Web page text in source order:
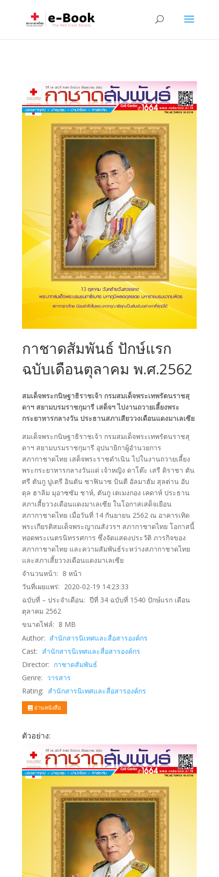
กาชาดสัมพันธ์ ปักษ์แรก
ฉบับเดือนตุลาคม พ.ศ.2562
สมเด็จพระกนิษฐาธิราชเจ้า กรมสมเด็จพระเทพรัตนราชสุ
ดาฯ สยามบรมราชกุมารี เสด็จฯ ไปงานถวายเลี้ยงพระ
กระยาหารกลางวัน ประธานสภาเสียววงเดือนแดงมาเลเซีย
สมเด็จพระกนิษฐาธิราชเจ้า กรมสมเด็จพระเทพรัตนราชสุ
ดาฯ สยามบรมราชกุมารี อุปนายิกาผู้อํานวยการ
สภากาชาดไทย เสด็จพระราชดําเนิน ไปในงานถวายเลี้ยง
พระกระยาหารกลางวันแด่ เจ้าหญิง ดาโต๊ะ เสรี ดิราชา ตัน
ศรี ตันกู ปูเตรี อินตัน ซาฟินาซ บินตี อัลมาฮัม สุลต่าน อับ
ดุล ฮาลิม มุอาซซัม ชาห์, ตันกู เตเมงกอง เคดาห์ ประธาน
สภาเสี้ยววงเดือนแดงมาเลเซีย ในโอกาสเสด็จเยือน
สภากาชาดไทย เมื่อวันที่ 14 กันยายน 2562 ณ อาคารเทิด
พระเกียรติสมเด็จพระญาณสังวรฯ สภากาชาดไทย โอกาสนี้
ทอดพระเนตรนิทรรศการ ซึ่งจัดแสดงประวัติ ภารกิจของ
สภากาชาดไทย และความสัมพันธ์ระหว่างสภากาชาดไทย
และสภาเสี้ยววงเดือนแดงมาเลเซีย
จำนวนหน้า: 8 หน้า
วันที่เผยแพร่: 2020-02-19 14:23:33
ฉบับที่ – ประจำเดือน: ปีที่ 34 ฉบับที่ 1540 ปักษ์แรก เดือน
ตุลาคม 2562
ขนาดไฟล์: 8 MB
Author: สำนักสารนิเทศและสื่อสารองค์กร
Cast: สำนักสารนิเทศและสื่อสารองค์กร
Director: กาชาดสัมพันธ์
Genre: วารสาร
Rating: สำนักสารนิเทศและสื่อสารองค์กร
อ่านหนังสือ
ตัวอย่าง: